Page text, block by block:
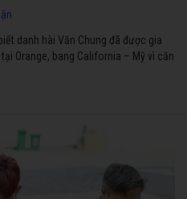
danh hài Văn Chung đã được gia
Orange, bang California – Mỹ vì căn